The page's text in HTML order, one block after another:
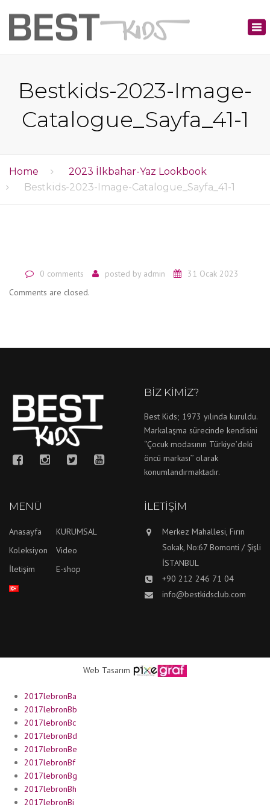
Bestkids-2023-Image-
Catalogue_Sayfa_41-1
Home
2023 İlkbahar-Yaz Lookbook
Bestkids-2023-Image-Catalogue_Sayfa_41-1
0 comments posted by admin
31 Ocak 2023
Comments are closed.
BIZ KIMIZ?
Best Kids; 1973 yılında kuruldu.
Markalaşma sürecinde kendisini
‘’Çocuk modasının Türkiye’deki
öncü markası’’ olarak
konumlandırmaktadır.
MENÜ
Anasayfa
KURUMSAL
Koleksiyon
Video
İletişim
E-shop
İLETIŞIM
Merkez Mahallesi, Fırın
Sokak, No:67 Bomonti / Şişli
İSTANBUL
+90 212 246 71 04
info@bestkidsclub.com
Web Tasarım
2017lebronBa
2017lebronBb
2017lebronBc
2017lebronBd
2017lebronBe
2017lebronBf
2017lebronBg
2017lebronBh
2017lebronBi